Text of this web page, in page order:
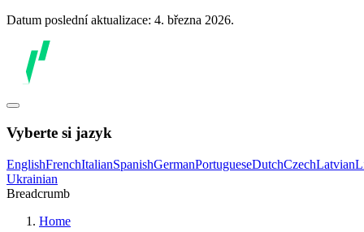
Datum poslední aktualizace: 4. března 2026.
Vyberte si jazyk
EnglishFrenchItalianSpanishGermanPortugueseDutchCzechLatvian
Ukrainian
Breadcrumb
Home